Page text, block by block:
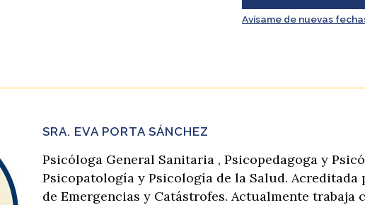
Avísame de nuevas
SRA. EVA PORTA SÁNCHEZ
Psicóloga General Sanitaria , Psicopedagoga y
Psicopatología y Psicología de la Salud.
de Emergencias y Catástrofes. Actualmente trabaja